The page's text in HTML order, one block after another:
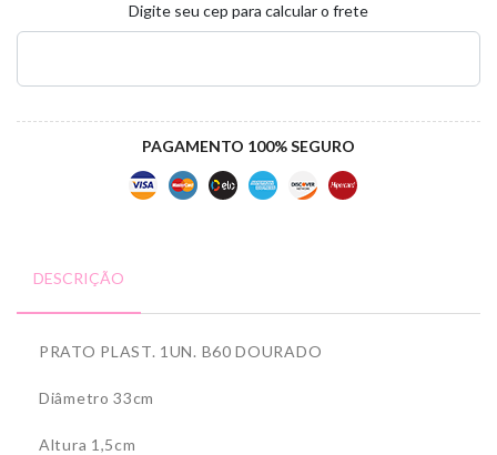
Digite seu cep para calcular o frete
PAGAMENTO 100% SEGURO
DESCRIÇÃO
PRATO PLAST. 1UN. B60 DOURADO
Diâmetro 33cm
Altura 1,5cm